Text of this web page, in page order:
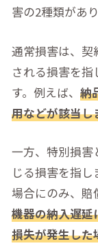
害の2種類があり
通常損害は、契
される損害を指
す。例えば、 納
用などが該当し
一方、特別損害
じる損害を指
場合にのみ、賠
機器の納入遅延
損失が発生した